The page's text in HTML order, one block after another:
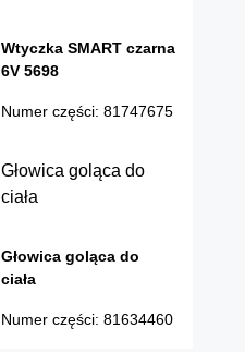
Wtyczka SMART czarna
6V 5698
Numer części: 81747675
Głowica goląca do
ciała
Głowica goląca do
ciała
Numer części: 81634460